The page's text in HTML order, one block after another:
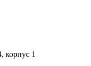
корпус 1